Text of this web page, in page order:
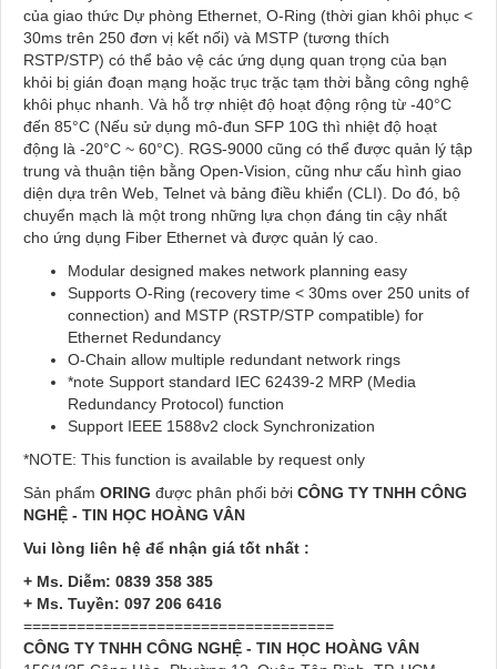
của giao thức Dự phòng Ethernet, O-Ring (thời gian khôi phục <
30ms trên 250 đơn vị kết nối) và MSTP (tương thích
RSTP/STP) có thể bảo vệ các ứng dụng quan trọng của bạn
khỏi bị gián đoạn mạng hoặc trục trặc tạm thời bằng công nghệ
khôi phục nhanh. Và hỗ trợ nhiệt độ hoạt động rộng từ -40°C
đến 85°C (Nếu sử dụng mô-đun SFP 10G thì nhiệt độ hoạt
động là -20°C ~ 60°C). RGS-9000 cũng có thể được quản lý tập
trung và thuận tiện bằng Open-Vision, cũng như cấu hình giao
diện dựa trên Web, Telnet và bảng điều khiển (CLI). Do đó, bộ
chuyển mạch là một trong những lựa chọn đáng tin cậy nhất
cho ứng dụng Fiber Ethernet và được quản lý cao.
Modular designed makes network planning easy
Supports O-Ring (recovery time < 30ms over 250 units of
connection) and MSTP (RSTP/STP compatible) for
Ethernet Redundancy
O-Chain allow multiple redundant network rings
*note Support standard IEC 62439-2 MRP (Media
Redundancy Protocol) function
Support IEEE 1588v2 clock Synchronization
*NOTE: This function is available by request only
Sản phẩm ORING được phân phối bởi CÔNG TY TNHH CÔNG
NGHỆ - TIN HỌC HOÀNG VÂN
Vui lòng liên hệ để nhận giá tốt nhất :
+ Ms. Diễm: 0839 358 385
+ Ms. Tuyền: 097 206 6416
===================================
CÔNG TY TNHH CÔNG NGHỆ - TIN HỌC HOÀNG VÂN